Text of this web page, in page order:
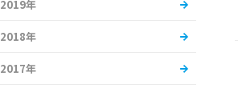
2019年
2018年
2017年